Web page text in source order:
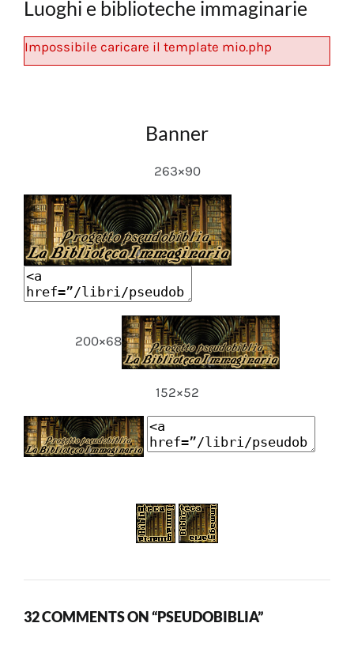
Luoghi e biblioteche immaginarie
Impossibile caricare il template mio.php
Banner
263×90
200×68
152×52
32 COMMENTS ON “PSEUDOBIBLIA”